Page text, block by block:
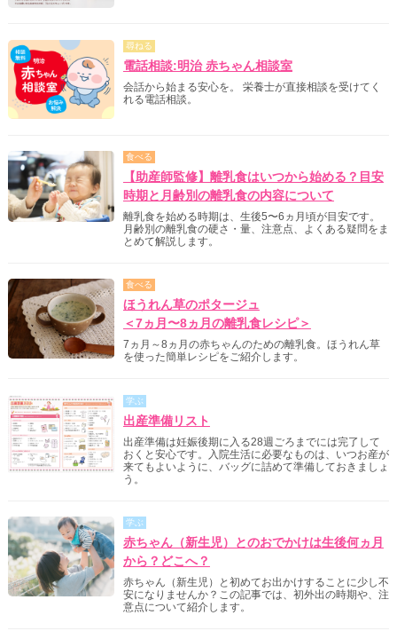
尋ねる
電話相談:明治 赤ちゃん相談室
会話から始まる安心を。 栄養士が直接相談を受けてく
れる電話相談。
食べる
【助産師監修】離乳食はいつから始める？目安
時期と月齢別の離乳食の内容について
離乳食を始める時期は、生後5〜6ヵ月頃が目安です。
月齢別の離乳食の硬さ・量、注意点、よくある疑問をま
とめて解説します。
食べる
ほうれん草のポタージュ
＜7ヵ月〜8ヵ月の離乳食レシピ＞
7ヵ月～8ヵ月の赤ちゃんのための離乳食。ほうれん草
を使った簡単レシピをご紹介します。
学ぶ
出産準備リスト
出産準備は妊娠後期に入る28週ごろまでには完了して
おくと安心です。入院生活に必要なものは、いつお産が
来てもよいように、バッグに詰めて準備しておきましょ
う。
学ぶ
赤ちゃん（新生児）とのおでかけは生後何ヵ月
から？どこへ？
赤ちゃん（新生児）と初めてお出かけすることに少し不
安になりませんか？この記事では、初外出の時期や、注
意点について紹介します。